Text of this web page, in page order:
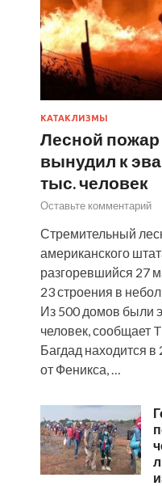
КАТАКЛИЗМЫ
Лесной пожар
вынудил к
тыс. человек
Оставьте комментарий
Стремительный
американского
разгоревшийся 27
23 строения в
Из 500 домов были
человек, сообщает
Багдад находится в
от Феникса, …